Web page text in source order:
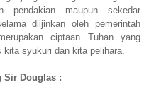
pendakian maupun sekedar
diijinkan oleh pemerintah
ciptaan Tuhan yang
kita syukuri dan kita pelihara.
Sir Douglas :